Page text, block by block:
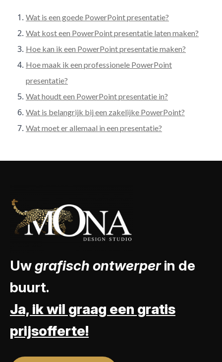
Wat is een goede PowerPoint presentatie?
Wat kost een PowerPoint presentatie laten maken?
Hoe kan ik een PowerPoint presentatie maken?
Hoe maak ik een professionele PowerPoint
presentatie?
Wat houdt een PowerPoint presentatie in?
Wat is belangrijk bij een zakelijke PowerPoint?
Wat moet er allemaal in een presentatie?
Uwgrafisch ontwerperin de
buurt.
Ja, ik wil graag een gratis
prijsofferte!